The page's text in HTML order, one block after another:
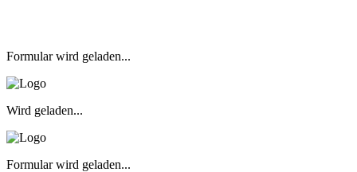
Formular wird geladen...
Wird geladen...
Formular wird geladen...